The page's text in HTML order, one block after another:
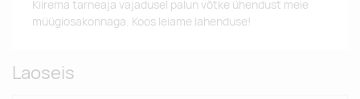
Kiirema tarneaja vajadusel palun võtke ühendust meie
müügiosakonnaga. Koos leiame lahenduse!
Laoseis